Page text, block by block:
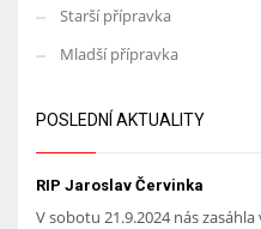
Starší přípravka
Mladší přípravka
POSLEDNÍ AKTUALITY
RIP Jaroslav Červinka
V sobotu 21.9.2024 nás